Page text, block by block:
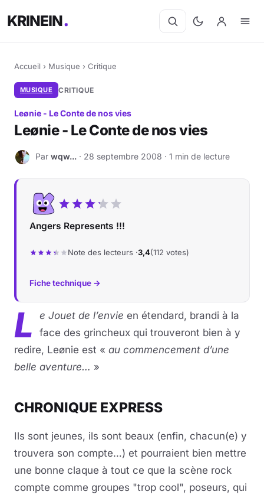
KRINEIN
Accueil › Musique › Critique
MUSIQUE CRITIQUE
Leønie - Le Conte de nos vies
Leønie - Le Conte de nos vies
W Par wqw... · 28 septembre 2008 · 1 min de lecture
Angers Represents !!!
Note des lecteurs ·3,4(112 votes)
Fiche technique →
L e Jouet de l’envie en étendard, brandi à la
face des grincheux qui trouveront bien à y
redire, Leønie est « au commencement d’une
belle aventure… »
CHRONIQUE EXPRESS
Ils sont jeunes, ils sont beaux (enfin, chacun(e) y
trouvera son compte…) et pourraient bien mettre
une bonne claque à tout ce que la scène rock
compte comme groupes "trop cool", poseurs, qui